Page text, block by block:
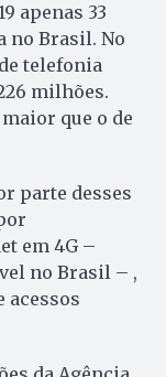
apenas 33
no Brasil. No
telefonia
milhões.
que o de
parte desses
em 4G –
no Brasil – ,
acessos